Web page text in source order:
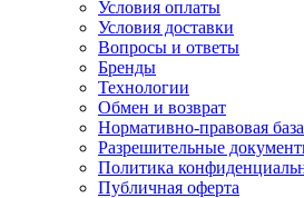
Условия оплаты
Условия доставки
Вопросы и ответы
Бренды
Технологии
Обмен и возврат
Нормативно-правовая база
Разрешительные
Политика
Публичная оферта